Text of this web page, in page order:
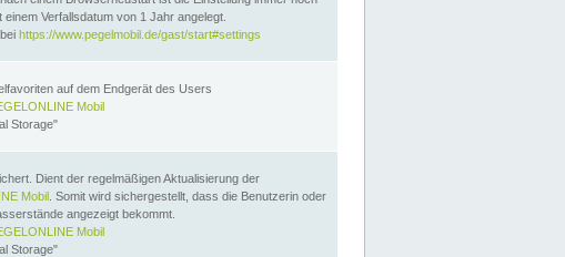
Verfallsdatum von 1 Jahr angelegt.
https://www.pegelmobil.de/gast/start#settings
auf dem Endgerät des Users
Mobil
Storage"
Dient der regelmäßigen Aktualisierung der
Mobil . Somit wird sichergestellt, dass die Benutzerin oder
angezeigt bekommt.
Mobil
Storage"